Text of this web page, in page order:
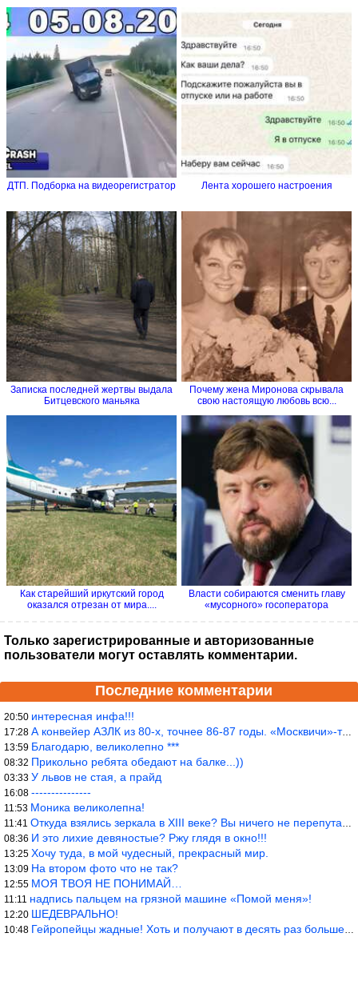
ДТП. Подборка на видеорегистратор Лента хорошего настроения
Записка последней жертвы выдала
Битцевского маньяка
Почему жена Миронова скрывала
свою настоящую любовь всю...
Как старейший иркутский город
оказался отрезан от мира....
Власти собираются cменить главу
«мусорного» госоператора
Только зарегистрированные и авторизованные
пользователи могут оставлять комментарии.
Последние комментарии
20:50 интересная инфа!!!
17:28 А конвейер АЗЛК из 80-х, точнее 86-87 годы. «Москвичи»-то из пер
13:59 Благодарю, великолепно ***
08:32 Прикольно ребята обедают на балке...))
03:33 У львов не стая, а прайд
16:08 ---------------
11:53 Моника великолепна!
11:41 Откуда взялись зеркала в XIII веке? Вы ничего не перепутали?
08:36 И это лихие девяностые? Ржу глядя в окно!!!
13:25 Хочу туда, в мой чудесный, прекрасный мир.
13:09 На втором фото что не так?
12:55 МОЯ ТВОЯ НЕ ПОНИМАЙ…
11:11 надпись пальцем на грязной машине «Помой меня»!
12:20 ШЕДЕВРАЛЬНО!
10:48 Гейропейцы жадные! Хоть и получают в десять раз больше жителей б